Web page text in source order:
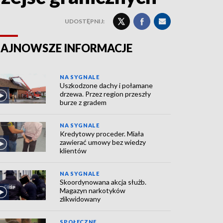
UDOSTĘPNIJ:
INFORMACJE
NA SYGNALE
Uszkodzone dachy i połamane
drzewa. Przez region przeszły
burze z gradem
NA SYGNALE
Kredytowy proceder. Miała
zawierać umowy bez wiedzy
klientów
NA SYGNALE
Skoordynowana akcja służb.
Magazyn narkotyków
zlikwidowany